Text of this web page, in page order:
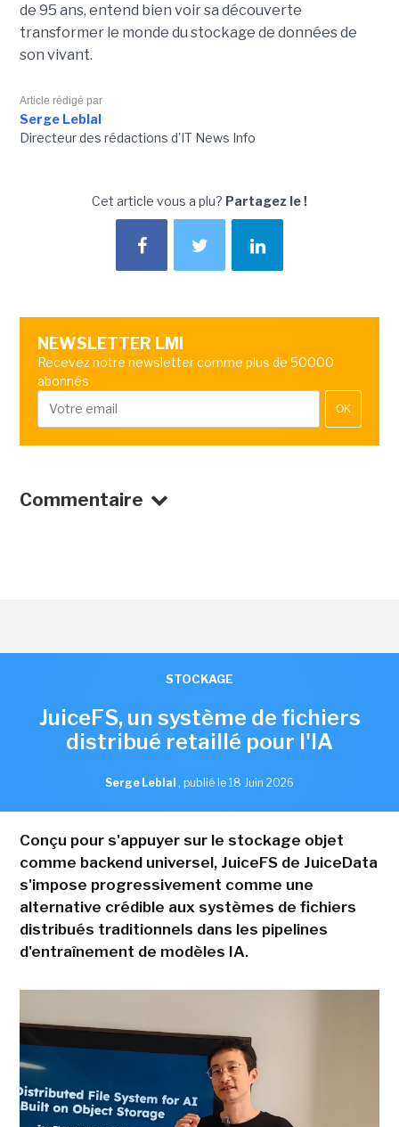
de 95 ans, entend bien voir sa découverte
transformer le monde du stockage de données de
son vivant.
Article rédigé par
Serge Leblal
Directeur des rédactions d'IT News Info
Cet article vous a plu? Partagez le !
NEWSLETTER LMI
Recevez notre newsletter comme plus de 50000
abonnés
OK
Commentaire
STOCKAGE
JuiceFS, un système de fichiers
distribué retaillé pour l'IA
Serge Leblal , publié le 18 Juin 2026
Conçu pour s'appuyer sur le stockage objet
comme backend universel, JuiceFS de JuiceData
s'impose progressivement comme une
alternative crédible aux systèmes de fichiers
distribués traditionnels dans les pipelines
d'entraînement de modèles IA.